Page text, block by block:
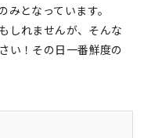
みとなっています。
しれませんが、そんな
い！その日一番鮮度の